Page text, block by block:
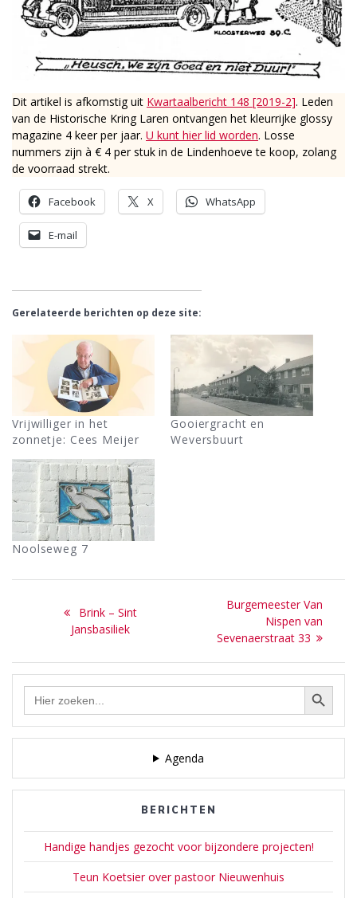
Dit artikel is afkomstig uit Kwartaalbericht 148 [2019-2]. Leden
van de Historische Kring Laren ontvangen het kleurrijke glossy
magazine 4 keer per jaar. U kunt hier lid worden. Losse
nummers zijn à € 4 per stuk in de Lindenhoeve te koop, zolang
de voorraad strekt.
Facebook X WhatsApp
E-mail
Gerelateerde berichten op deze site:
Vrijwilliger in het
zonnetje: Cees Meijer
Gooiergracht en
Weversbuurt
Noolseweg 7
navigatie
Previous
post:
Brink – Sint
Jansbasiliek
Next
Burgemeester Van
Nispen van
Sevenaerstraat 33
Zoek Zoekknop
Agenda
BERICHTEN
Handige handjes gezocht voor bijzondere projecten!
Teun Koetsier over pastoor Nieuwenhuis